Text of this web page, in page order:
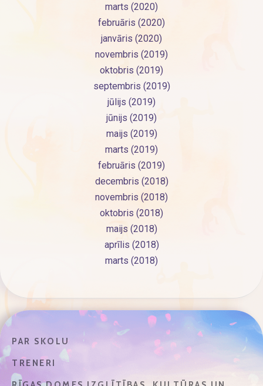
marts (2020)
februāris (2020)
janvāris (2020)
novembris (2019)
oktobris (2019)
septembris (2019)
jūlijs (2019)
jūnijs (2019)
maijs (2019)
marts (2019)
februāris (2019)
decembris (2018)
novembris (2018)
oktobris (2018)
maijs (2018)
aprīlis (2018)
marts (2018)
PAR SKOLU
TRENERI